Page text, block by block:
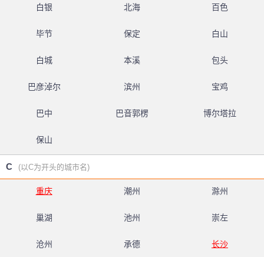
白银 北海 百色
毕节 保定 白山
白城 本溪 包头
巴彦淖尔 滨州 宝鸡
巴中 巴音郭楞 博尔塔拉
保山
C (以C为开头的城市名)
重庆 潮州 滁州
巢湖 池州 崇左
沧州 承德 长沙